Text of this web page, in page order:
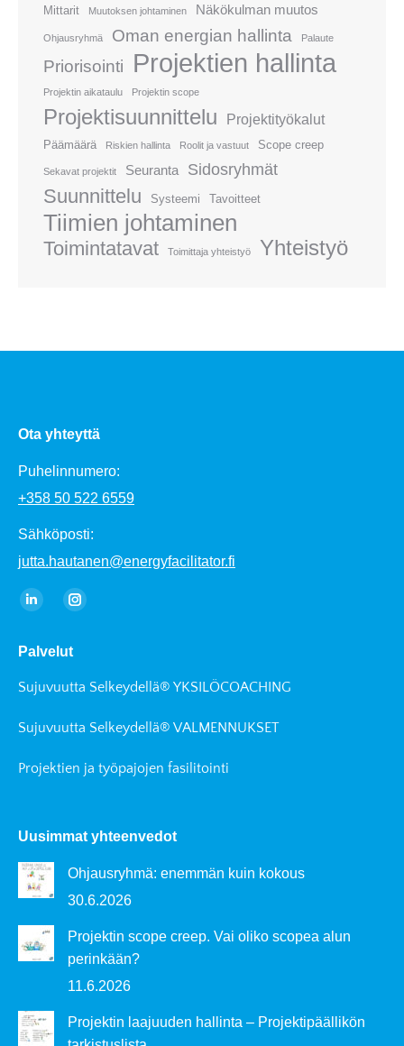
Mittarit Muutoksen johtaminen Näkökulman muutos
Ohjausryhmä Oman energian hallinta Palaute
Priorisointi Projektien hallinta
Projektin aikataulu Projektin scope
Projektisuunnittelu Projektityökalut
Päämäärä Riskien hallinta Roolit ja vastuut Scope creep
Sekavat projektit Seuranta Sidosryhmät
Suunnittelu Systeemi Tavoitteet
Tiimien johtaminen
Toimintatavat Toimittaja yhteistyö Yhteistyö
Ota yhteyttä
Puhelinnumero:
+358 50 522 6559
Sähköposti:
jutta.hautanen@energyfacilitator.fi
Find us on:
Linkedin
opens
in
window
Instagram
opens
in
window
Palvelut
Sujuvuutta Selkeydellä® YKSILÖCOACHING
Sujuvuutta Selkeydellä® VALMENNUKSET
Projektien ja työpajojen fasilitointi
Uusimmat yhteenvedot
Ohjausryhmä: enemmän kuin kokous
30.6.2026
Projektin scope creep. Vai oliko scopea alun
perinkään?
11.6.2026
Projektin laajuuden hallinta – Projektipäällikön